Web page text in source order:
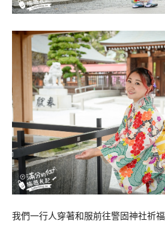
我們一行人穿著和服前往警固神社祈福